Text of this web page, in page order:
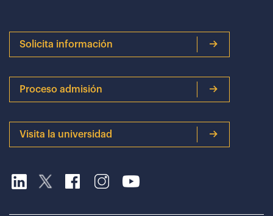
Solicita información
Proceso admisión
Visita la universidad